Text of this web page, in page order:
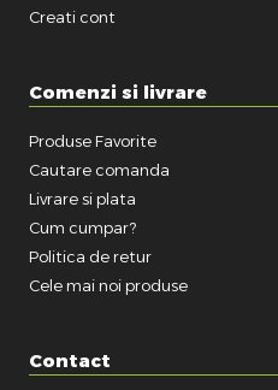
Creati cont
Comenzi si livrare
Produse Favorite
Cautare comanda
Livrare si plata
Cum cumpar?
Politica de retur
Cele mai noi produse
Contact